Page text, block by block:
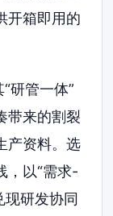
开箱即用的
研管一体”
带来的割裂
产资料。选
，以“需求-
现研发协同